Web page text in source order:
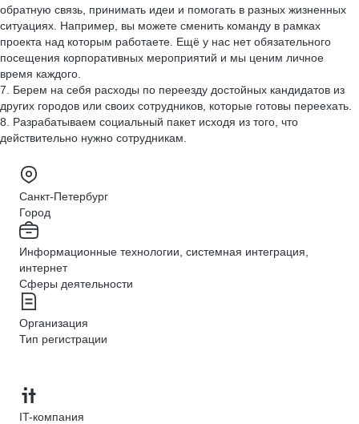
обратную связь, принимать идеи и помогать в разных жизненных
ситуациях. Например, вы можете сменить команду в рамках
проекта над которым работаете. Ещё у нас нет обязательного
посещения корпоративных мероприятий и мы ценим личное
время каждого.
7. Берем на себя расходы по переезду достойных кандидатов из
других городов или своих сотрудников, которые готовы переехать.
8. Разрабатываем социальный пакет исходя из того, что
действительно нужно сотрудникам.
Санкт-Петербург
Город
Информационные технологии, системная интеграция,
интернет
Сферы деятельности
Организация
Тип регистрации
IT-компания